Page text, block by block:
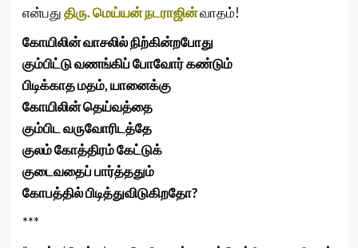
என்பதுதிரு. மெய்யன் நடராஜின்வாதம்!
கோயிலின்வாசலில்நிற்கின்றபோது
கும்பிட்டுவணங்கிப்போவோர்கண்டும்
பிடிக்காதமதம்,யானைக்கு
கோயிலின்தெய்வத்தை
கும்பிட வருவோரிடத்தே
குலம்கோத்திரம்கேட்டுக்
குடைவதைப்பார்த்ததும்
கோபத்தில்பிடித்துவிடுகிறதோ?
***